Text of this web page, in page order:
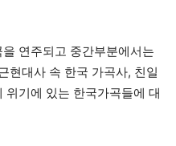
연주되고 중간부분에서는
현대사 속 한국 가곡사, 친일
기에 있는 한국가곡들에 대